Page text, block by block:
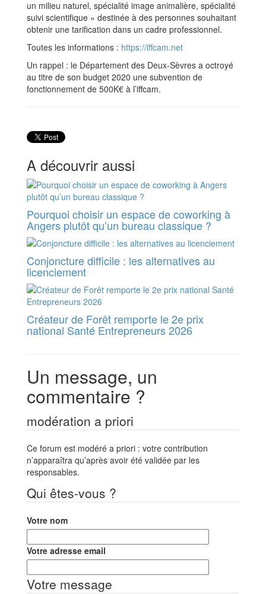
un milieu naturel, spécialité image animalière, spécialité
suivi scientifique » destinée à des personnes souhaitant
obtenir une tarification dans un cadre professionnel.
Toutes les informations : https://iffcam.net
Un rappel : le Département des Deux-Sèvres a octroyé
au titre de son budget 2020 une subvention de
fonctionnement de 500K€ à l’iffcam.
A découvrir aussi
Pourquoi choisir un espace de coworking à
Angers plutôt qu’un bureau classique ?
Conjoncture difficile : les alternatives au
licenciement
Créateur de Forêt remporte le 2e prix
national Santé Entrepreneurs 2026
Un message, un
commentaire ?
modération a priori
Ce forum est modéré a priori : votre contribution
n’apparaîtra qu’après avoir été validée par les
responsables.
Qui êtes-vous ?
Votre nom
Votre adresse email
Votre message